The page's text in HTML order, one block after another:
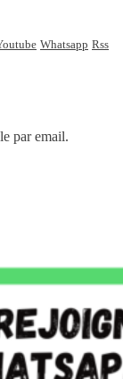
Whatsapp Rss
par email.